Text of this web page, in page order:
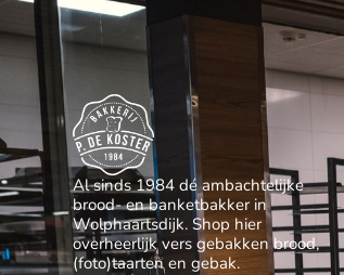
Al sinds 1984 dé ambachtelijke
brood- en banketbakker in
Wolphaartsdijk. Shop hier
overheerlijk vers gebakken brood,
(foto)taarten en gebak.